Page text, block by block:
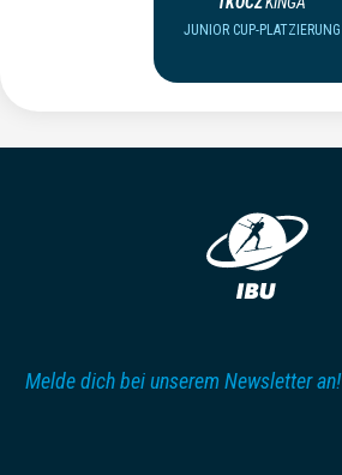
JUNIOR CUP-PLATZIERUNG
Melde dich bei unserem Newsletter an!